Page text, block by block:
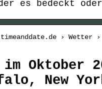
es bedeckt
› Wetter ›
Oktober
New